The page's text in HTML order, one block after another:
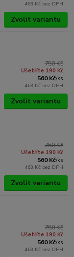
463 Kč bez DPH
Zvolit variantu
750 Kč
Ušetříte 190 Kč
560 Kč/ks
463 Kč bez DPH
Zvolit variantu
750 Kč
Ušetříte 190 Kč
560 Kč/ks
463 Kč bez DPH
Zvolit variantu
750 Kč
Ušetříte 190 Kč
560 Kč/ks
463 Kč bez DPH